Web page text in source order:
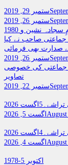
ستمبر 29, 2019
ستمبر 26, 2019
1980 میں یو کے میں پہلی نعت کانفرنس جس کا اہتمامِ سجادہ نشین و
صاحب نے کیا
صدارت بھی فرمائی
ستمبر 26, 2019
جماعتی کی خصوصی
تصاویر
ستمبر 22, 2019
2026
اگست 5, 2026
2026
اگست 4, 2026
اکتوبر 5-1978